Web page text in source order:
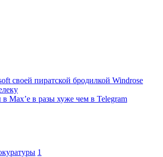
своей пиратской бродилкой Windrose
Max’е в разы хуже чем в Telegram
1